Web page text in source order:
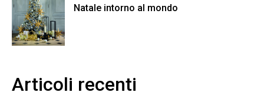
Natale intorno al mondo
Articoli recenti